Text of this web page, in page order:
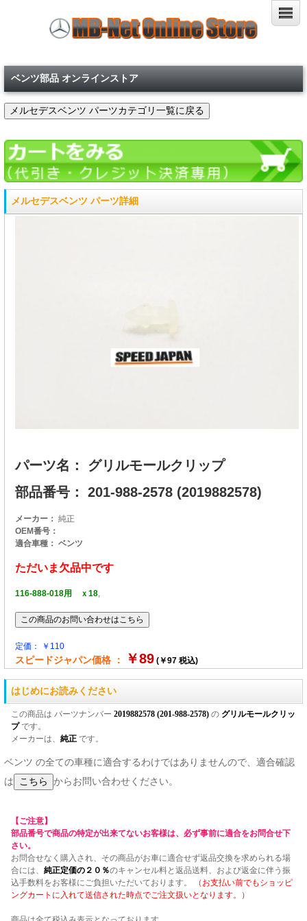
ベンツ部品 オンラインストア
メルセデスベンツ パーツ詳細
パーツ名： グリルモールクリップ
部品番号： 201-988-2578 (2019882578)
メーカー： 純正
OEM番号：
適合車種： ベンツ
ただいま欠品中です
116-888-018用 ｘ18
定価： ￥110
スピードジャパン価格 ： ￥89 (￥97 税込)
はじめにお読みください
この商品は パーツナンバー 2019882578 (201-988-2578) の グリルモールクリッ
プです。
メーカーは、 純正 です。
ベンツ の全ての車種に適合するわけではありませんので、適合確認
は
からお問い合わせください。
【ご注意】
部品番号で商品の特定が出来てないお客様は、必ず事前に適合をお問合せ下
さい。
お問合せなく購入され、その商品がお車に適合せず返品交換を求められる場
合には、 純正定価の２０％のキャンセル料と返品送料、および返金に伴う振
込手数料をお客様にご負担いただいております。
（お支払い前でもショッピ
ングカートに入れて送信された時点でご注文扱いとなります。）